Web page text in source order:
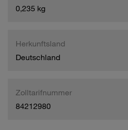
0,235 kg
Herkunftsland
Deutschland
Zolltarifnummer
84212980